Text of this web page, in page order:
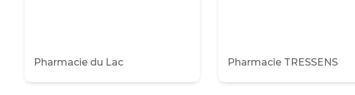
Pharmacie du Lac Pharmacie TRESSENS